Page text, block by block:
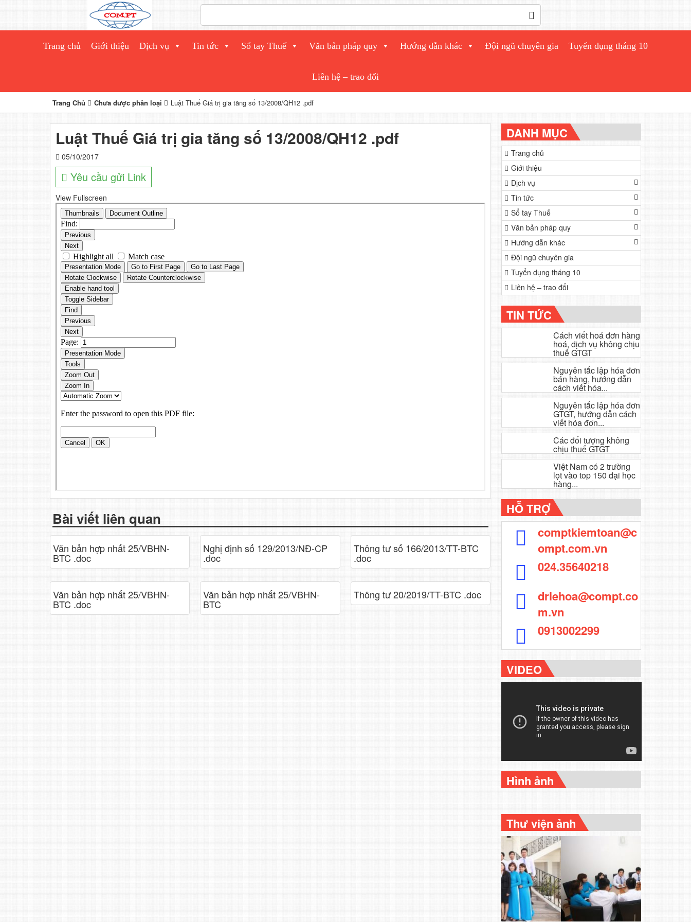
Trang chủ Giới thiệu Dịch vụ Tin tức Sổ tay Thuế Văn bản pháp quy Hướng dẫn khác Đội ngũ chuyên gia Tuyển dụng tháng 10
Liên hệ – trao đổi
Trang Chủ Chưa được phân loại Luật Thuế Giá trị gia tăng số 13/2008/QH12 .pdf
Luật Thuế Giá trị gia tăng số 13/2008/QH12 .pdf
05/10/2017
Yêu cầu gửi Link
View Fullscreen
Bài viết liên quan
Văn bản hợp nhất 25/VBHN-
BTC .doc
Nghị định số 129/2013/NĐ-CP
.doc
Thông tư số 166/2013/TT-BTC
.doc
Văn bản hợp nhất 25/VBHN-
BTC .doc
Văn bản hợp nhất 25/VBHN-
BTC
Thông tư 20/2019/TT-BTC .doc
DANH MỤC
Trang chủ
Giới thiệu
Dịch vụ
Tin tức
Sổ tay Thuế
Văn bản pháp quy
Hướng dẫn khác
Đội ngũ chuyên gia
Tuyển dụng tháng 10
Liên hệ – trao đổi
TIN TỨC
Cách viết hoá đơn hàng
hoá, dịch vụ không chịu
thuế GTGT
Nguyên tắc lập hóa đơn
bán hàng, hướng dẫn
cách viết hóa...
Nguyên tắc lập hóa đơn
GTGT, hướng dẫn cách
viết hóa đơn...
Các đối tượng không
chịu thuế GTGT
Việt Nam có 2 trường
lọt vào top 150 đại học
hàng...
HỖ TRỢ
comptkiemtoan@c
ompt.com.vn
024.35640218
drlehoa@compt.co
m.vn
0913002299
VIDEO
Hình ảnh
Thư viện ảnh